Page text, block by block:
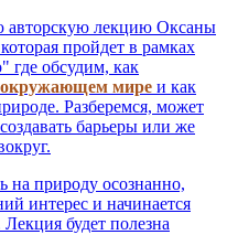
авторскую лекцию Оксаны
пройдет в рамках
где обсудим, как
мире и как
Разберемся, может
создавать барьеры или же
на природу осознанно,
интерес и начинается
Лекция будет полезна